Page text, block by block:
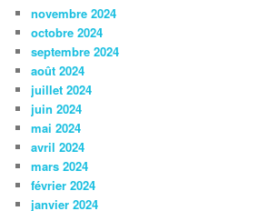
novembre 2024
octobre 2024
septembre 2024
août 2024
juillet 2024
juin 2024
mai 2024
avril 2024
mars 2024
février 2024
janvier 2024